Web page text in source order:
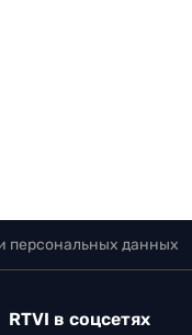
персональных данных
RTVI в соцсетях